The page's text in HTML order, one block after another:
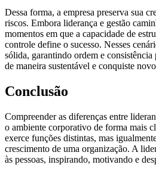
Dessa forma, a empresa preserva sua
riscos. Embora liderança e gestão
momentos em que a capacidade de
controle define o sucesso. Nesses
sólida, garantindo ordem e consistência
de maneira sustentável e conquiste
Conclusão
Compreender as diferenças entre
o ambiente corporativo de forma mais
exerce funções distintas, mas
crescimento de uma organização. A
às pessoas, inspirando, motivando e